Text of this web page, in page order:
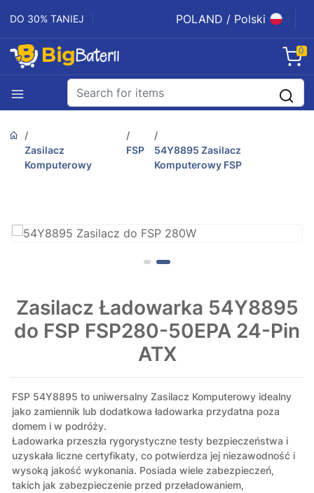
DO 30% TANIEJ POLAND / Polski
0
Zasilacz
Komputerowy
FSP
54Y8895 Zasilacz
Komputerowy FSP
Zasilacz Ładowarka 54Y8895
do FSP FSP280-50EPA 24-Pin
ATX
FSP 54Y8895 to uniwersalny Zasilacz Komputerowy idealny
jako zamiennik lub dodatkowa ładowarka przydatna poza
domem i w podróży.
Ładowarka przeszła rygorystyczne testy bezpieczeństwa i
uzyskała liczne certyfikaty, co potwierdza jej niezawodność i
wysoką jakość wykonania. Posiada wiele zabezpieczeń,
takich jak zabezpieczenie przed przeładowaniem,